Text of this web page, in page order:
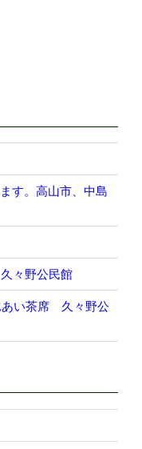
す。高山市、中島
々野公民館
い茶席 久々野公